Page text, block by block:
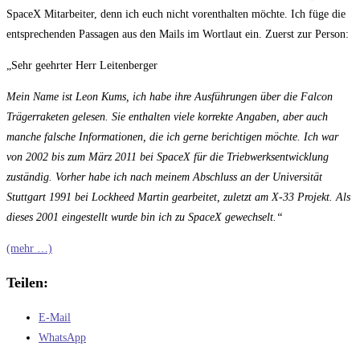
SpaceX Mitarbeiter, denn ich euch nicht vorenthalten möchte. Ich füge die
entsprechenden Passagen aus den Mails im Wortlaut ein. Zuerst zur Person:
„Sehr geehrter Herr Leitenberger
Mein Name ist Leon Kums, ich habe ihre Ausführungen über die Falcon
Trägerraketen gelesen. Sie enthalten viele korrekte Angaben, aber auch
manche falsche Informationen, die ich gerne berichtigen möchte. Ich war
von 2002 bis zum März 2011 bei SpaceX für die Triebwerksentwicklung
zuständig. Vorher habe ich nach meinem Abschluss an der Universität
Stuttgart 1991 bei Lockheed Martin gearbeitet, zuletzt am X-33 Projekt. Als
dieses 2001 eingestellt wurde bin ich zu SpaceX gewechselt.“
(mehr …)
Teilen:
E-Mail
WhatsApp